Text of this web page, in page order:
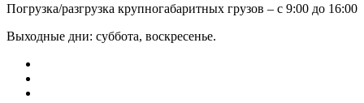
Погрузка/разгрузка крупногабаритных грузов – с 9:00 до 16:00
Выходные дни: суббота, воскресенье.